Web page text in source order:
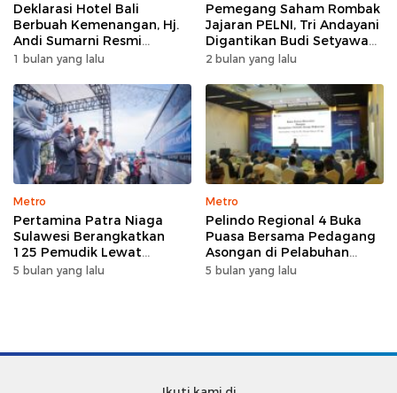
Deklarasi Hotel Bali
Berbuah Kemenangan, Hj.
Andi Sumarni Resmi
Nahkodai DPW FK PKBM
1 bulan yang lalu
Pemegang Saham Rombak
Jajaran PELNI, Tri Andayani
Digantikan Budi Setyawan
Wijaya sebagai Dirut
2 bulan yang lalu
Metro
Pertamina Patra Niaga
Sulawesi Berangkatkan
125 Pemudik Lewat
Program Mudik Gratis
5 bulan yang lalu
Metro
Pelindo Regional 4 Buka
Puasa Bersama Pedagang
Asongan di Pelabuhan
Makassar, Perkuat
5 bulan yang lalu